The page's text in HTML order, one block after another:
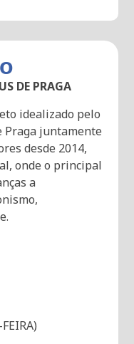
DE PRAGA
idealizado pelo
Praga juntamente
desde 2014,
onde o principal
a